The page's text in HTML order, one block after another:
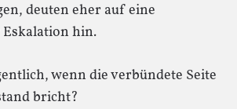
deuten eher auf eine
hin.
wenn die verbündete Seite
bricht?